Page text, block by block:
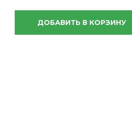
ДОБАВИТЬ В КОРЗИНУ